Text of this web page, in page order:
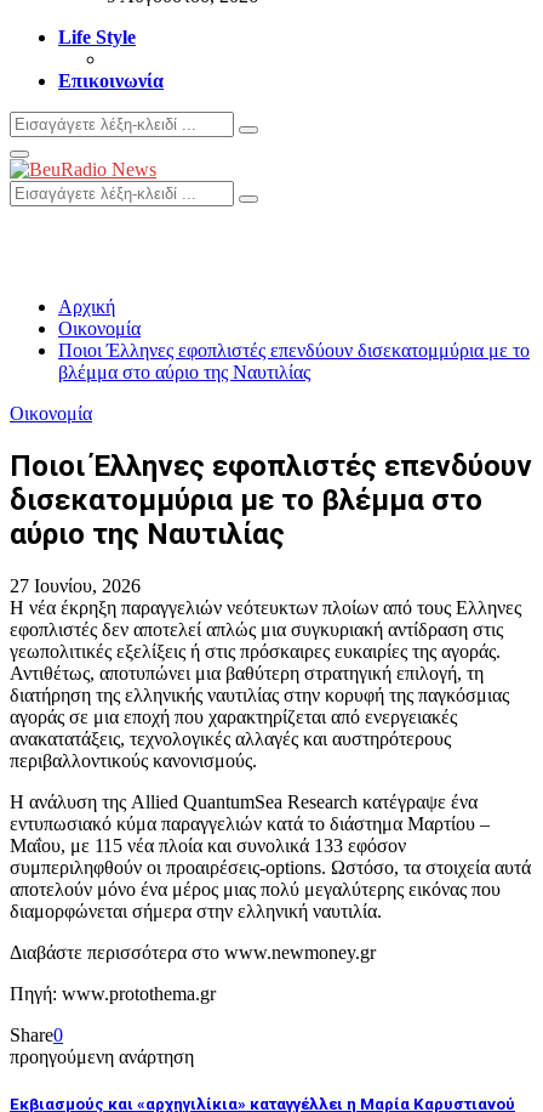
Life Style
Επικοινωνία
Search
for:
Search
Primary
Menu
Search
for:
Search
Αρχική
Οικονομία
Ποιοι Έλληνες εφοπλιστές επενδύουν δισεκατομμύρια με το
βλέμμα στο αύριο της Ναυτιλίας
Οικονομία
Ποιοι Έλληνες εφοπλιστές επενδύουν
δισεκατομμύρια με το βλέμμα στο
αύριο της Ναυτιλίας
27 Ιουνίου, 2026
Η νέα έκρηξη παραγγελιών νεότευκτων πλοίων από τους Ελληνες
εφοπλιστές δεν αποτελεί απλώς μια συγκυριακή αντίδραση στις
γεωπολιτικές εξελίξεις ή στις πρόσκαιρες ευκαιρίες της αγοράς.
Αντιθέτως, αποτυπώνει μια βαθύτερη στρατηγική επιλογή, τη
διατήρηση της ελληνικής ναυτιλίας στην κορυφή της παγκόσμιας
αγοράς σε μια εποχή που χαρακτηρίζεται από ενεργειακές
ανακατατάξεις, τεχνολογικές αλλαγές και αυστηρότερους
περιβαλλοντικούς κανονισμούς.
Η ανάλυση της Allied QuantumSea Research κατέγραψε ένα
εντυπωσιακό κύμα παραγγελιών κατά το διάστημα Μαρτίου –
Μαΐου, με 115 νέα πλοία και συνολικά 133 εφόσον
συμπεριληφθούν οι προαιρέσεις-options. Ωστόσο, τα στοιχεία αυτά
αποτελούν μόνο ένα μέρος μιας πολύ μεγαλύτερης εικόνας που
διαμορφώνεται σήμερα στην ελληνική ναυτιλία.
Διαβάστε περισσότερα στο www.newmoney.gr
Πηγή: www.protothema.gr
Share0
προηγούμενη ανάρτηση
Εκβιασμούς και «αρχηγιλίκια» καταγγέλλει η Μαρία Καρυστιανού